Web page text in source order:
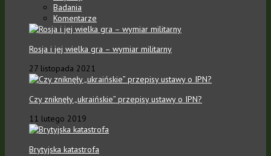
Badania
Komentarze
Rosja i jej wielka gra – wymiar militarny
27 listopada 2021
Czy zniknęły „ukraińskie” przepisy ustawy o IPN?
11 lutego 2019
Brytyjska katastrofa